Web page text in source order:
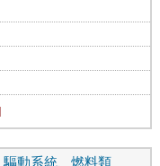
動系統、燃料類